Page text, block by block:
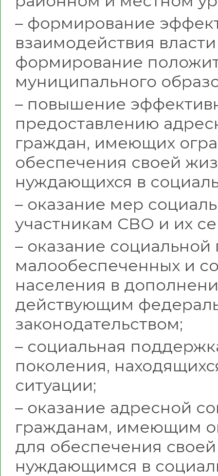
– формирование
взаимодействия
формирование
муниципального
– повышение
предоставлению
граждан, имеющих
обеспечения своей
нуждающихся в
– оказание мер
участникам СВО и их
– оказание
малообеспеченных и
населения в
действующим
законодательством;
– социальная
поколения,
ситуации;
– оказание адресной
гражданам, имеющим
для обеспечения
нуждающимся в